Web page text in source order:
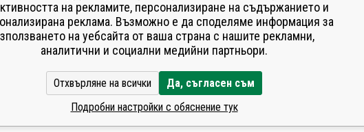
изпълнение
od smlouvy
Сейфонлайн плащания
на рекламите, персонализиране на съдържанието и
реклама. Възможно е да споделяме информация за
на уебсайта от ваша страна с нашите рекламни,
аналитични и социални медийни партньори.
Отхвърляне на всички
Да, съгласен съм
Подробни настройки с обяснение тук